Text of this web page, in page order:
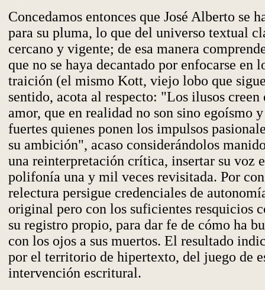
Concedamos entonces que José Alberto se
para su pluma, lo que del universo textual
cercano y vigente; de esa manera
que no se haya decantado por enfocarse en
traición (el mismo Kott, viejo lobo que
sentido, acota al respecto: "Los ilusos
amor, que en realidad no son sino egoísmo
fuertes quienes ponen los impulsos
su ambición", acaso considerándolos
una reinterpretación crítica, insertar su voz
polifonía una y mil veces revisitada. Por
relectura persigue credenciales de
original pero con los suficientes resquicios
su registro propio, para dar fe de cómo ha
con los ojos a sus muertos. El resultado
por el territorio de hipertexto, del juego de
intervención escritural.